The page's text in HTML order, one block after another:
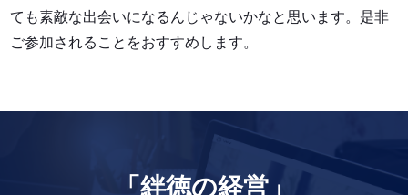
ても素敵な出会いになるんじゃないかなと思います。是非
ご参加されることをおすすめします。
「絆徳の経営」